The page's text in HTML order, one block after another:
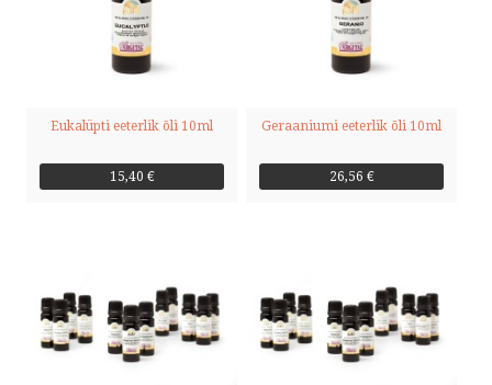
Eukalüpti eeterlik õli 10ml
15,40 €
Geraaniumi eeterlik õli 10ml
26,56 €